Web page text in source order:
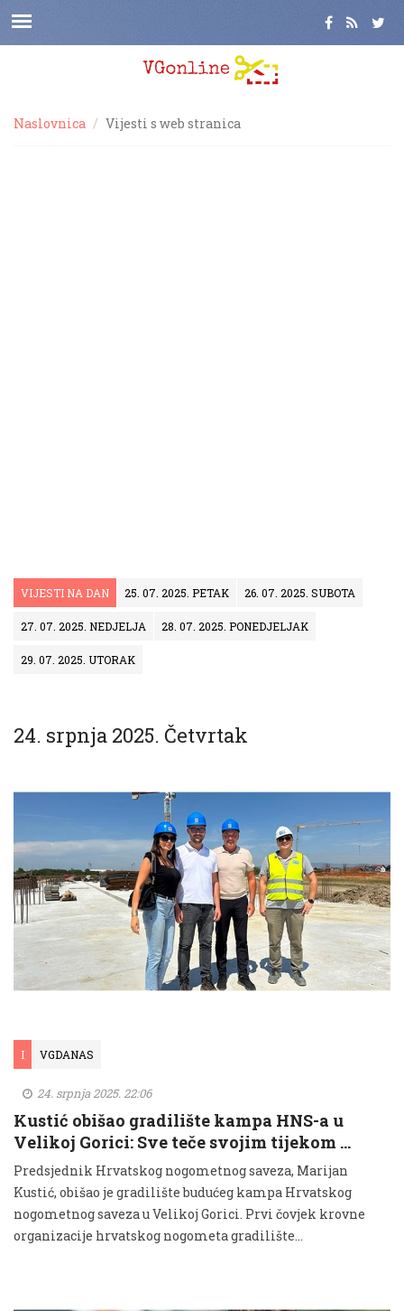
Naslovnica Vijesti s web stranica
VIJESTI NA DAN 25. 07. 2025. PETAK 26. 07. 2025. SUBOTA
27. 07. 2025. NEDJELJA 28. 07. 2025. PONEDJELJAK
29. 07. 2025. UTORAK
24. srpnja 2025. Četvrtak
I VGDANAS
24. srpnja 2025. 22:06
Kustić obišao gradilište kampa HNS-a u
Velikoj Gorici: Sve teče svojim tijekom …
Predsjednik Hrvatskog nogometnog saveza, Marijan
Kustić, obišao je gradilište budućeg kampa Hrvatskog
nogometnog saveza u Velikoj Gorici. Prvi čovjek krovne
organizacije hrvatskog nogometa gradilište...